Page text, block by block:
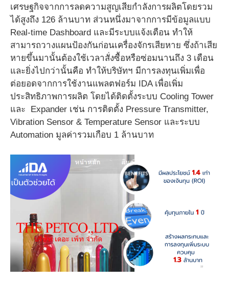
เศรษฐกิจจากการลดความสูญเสียกำลังการผลิตโดยรวม
ได้สูงถึง 126 ล้านบาท ส่วนหนึ่งมาจากการมีข้อมูลแบบ
Real-time Dashboard และมีระบบแจ้งเตือน ทำให้
สามารถวางแผนป้องกันก่อนเครื่องจักรเสียหาย ซึ่งถ้าเสีย
หายขึ้นมานั้นต้องใช้เวลาสั่งซื้อหรือซ่อมนานถึง 3 เดือน
และยิ่งไปกว่านั้นคือ ทำให้บริษัทฯ มีการลงทุนเพิ่มเพื่อ
ต่อยอดจากการใช้งานแพลตฟอร์ม IDA เพื่อเพิ่ม
ประสิทธิภาพการผลิต โดยได้ติดตั้งระบบ Cooling Tower
และ Expander เช่น การติดตั้ง Pressure Transmitter,
Vibration Sensor & Temperature Sensor และระบบ
Automation มูลค่ารวมเกือบ 1 ล้านบาท